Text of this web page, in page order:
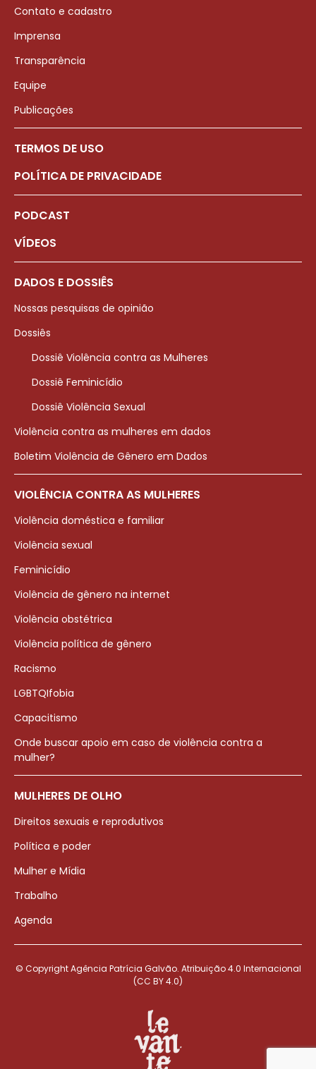
Contato e cadastro
Imprensa
Transparência
Equipe
Publicações
TERMOS DE USO
POLÍTICA DE PRIVACIDADE
PODCAST
VÍDEOS
DADOS E DOSSIÊS
Nossas pesquisas de opinião
Dossiês
Dossiê Violência contra as Mulheres
Dossiê Feminicídio
Dossiê Violência Sexual
Violência contra as mulheres em dados
Boletim Violência de Gênero em Dados
VIOLÊNCIA CONTRA AS MULHERES
Violência doméstica e familiar
Violência sexual
Feminicídio
Violência de gênero na internet
Violência obstétrica
Violência política de gênero
Racismo
LGBTQIfobia
Capacitismo
Onde buscar apoio em caso de violência contra a
mulher?
MULHERES DE OLHO
Direitos sexuais e reprodutivos
Política e poder
Mulher e Mídia
Trabalho
Agenda
© Copyright Agência Patrícia Galvão. Atribuição 4.0 Internacional
(CC BY 4.0)